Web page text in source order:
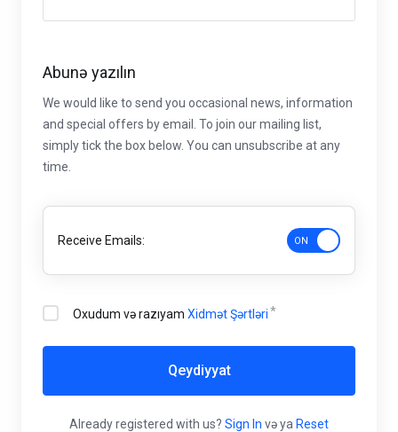
Abunə yazılın
We would like to send you occasional news, information
and special offers by email. To join our mailing list,
simply tick the box below. You can unsubscribe at any
time.
Receive Emails:
Oxudum və razıyam Xidmət Şərtləri
Qeydiyyat
Already registered with us? Sign In və ya Reset